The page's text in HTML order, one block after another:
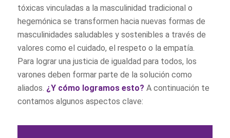
tóxicas vinculadas a la masculinidad tradicional o
hegemónica se transformen hacia nuevas formas de
masculinidades saludables y sostenibles a través de
valores como el cuidado, el respeto o la empatía.
Para lograr una justicia de igualdad para todos, los
varones deben formar parte de la solución como
aliados. ¿Y cómo logramos esto? A continuación te
contamos algunos aspectos clave: